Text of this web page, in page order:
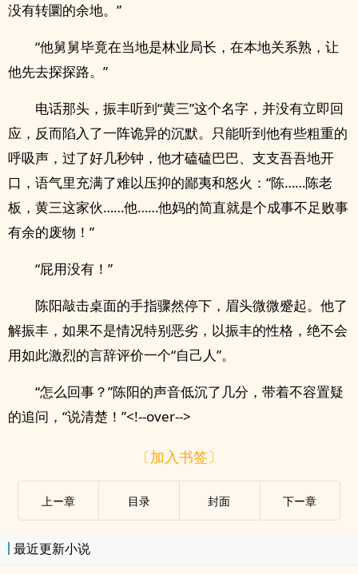
没有转圜的余地。”
“他舅舅毕竟在当地是林业局长，在本地关系熟，让
他先去探探路。”
电话那头，振丰听到“黄三”这个名字，并没有立即回
应，反而陷入了一阵诡异的沉默。只能听到他有些粗重的
呼吸声，过了好几秒钟，他才磕磕巴巴、支支吾吾地开
口，语气里充满了难以压抑的鄙夷和怒火：“陈……陈老
板，黄三这家伙……他……他妈的简直就是个成事不足败事
有余的废物！”
“屁用没有！”
陈阳敲击桌面的手指骤然停下，眉头微微蹙起。他了
解振丰，如果不是情况特别恶劣，以振丰的性格，绝不会
用如此激烈的言辞评价一个“自己人”。
“怎么回事？”陈阳的声音低沉了几分，带着不容置疑
的追问，“说清楚！”<!--over-->
〔加入书签〕
上ー章 目录 封面 下ー章
最近更新小说